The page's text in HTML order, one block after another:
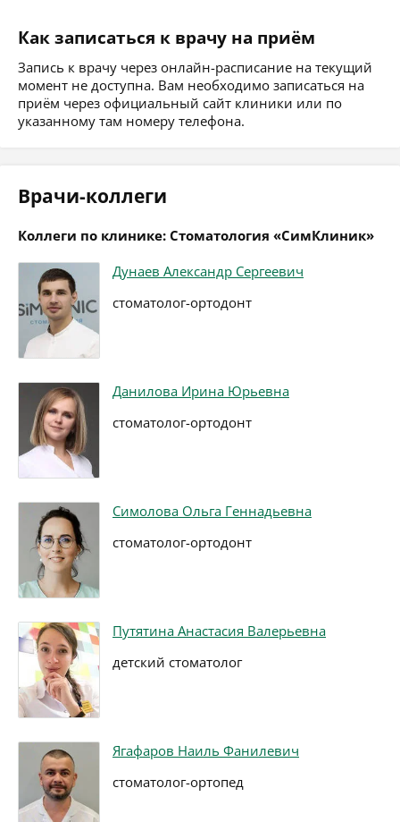
Как записаться к врачу на приём
Запись к врачу через онлайн-расписание на текущий
момент не доступна. Вам необходимо записаться на
приём через официальный сайт клиники или по
указанному там номеру телефона.
Врачи-коллеги
Коллеги по клинике: Стоматология «СимКлиник»
Дунаев Александр Сергеевич
стоматолог-ортодонт
Данилова Ирина Юрьевна
стоматолог-ортодонт
Симолова Ольга Геннадьевна
стоматолог-ортодонт
Путятина Анастасия Валерьевна
детский стоматолог
Ягафаров Наиль Фанилевич
стоматолог-ортопед